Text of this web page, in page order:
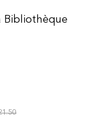
Bibliothèque